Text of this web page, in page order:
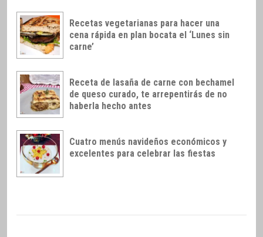
Recetas vegetarianas para hacer una
cena rápida en plan bocata el ‘Lunes sin
carne’
Receta de lasaña de carne con bechamel
de queso curado, te arrepentirás de no
haberla hecho antes
Cuatro menús navideños económicos y
excelentes para celebrar las fiestas